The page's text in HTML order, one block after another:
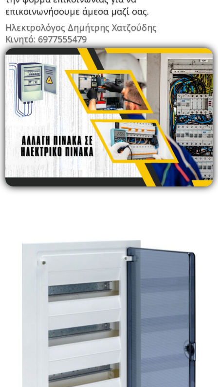
επικοινωνήσουμε άμεσα μαζί σας.
Ηλεκτρολόγος Δημήτρης Χατζούδης
Κινητό: 6977555479